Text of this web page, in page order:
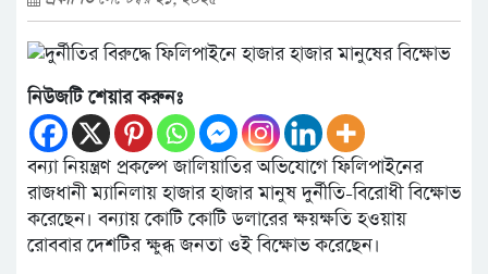
নিউজটি শেয়ার করুনঃ
বন্যা নিয়ন্ত্রণ প্রকল্পে জালিয়াতির অভিযোগে ফিলিপাইনের
রাজধানী ম্যানিলায় হাজার হাজার মানুষ দুর্নীতি-বিরোধী বিক্ষোভ
করেছেন। বন্যায় কোটি কোটি ডলারের ক্ষয়ক্ষতি হওয়ায়
রোববার দেশটির ক্ষুব্ধ জনতা ওই বিক্ষোভ করেছেন।